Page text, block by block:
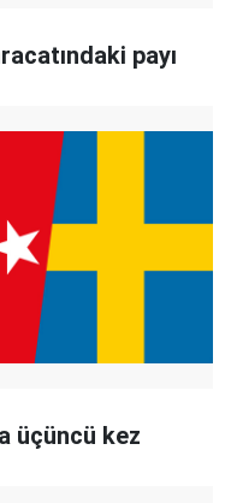
payı
üçüncü kez